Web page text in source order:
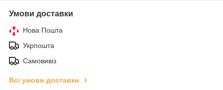
Умови доставки
Нова Пошта
Укрпошта
Самовивіз
Всі умови доставки